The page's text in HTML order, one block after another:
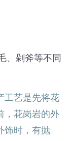
、剁斧等不同
工艺是先将花
，花岗岩的外
饰时，有抛